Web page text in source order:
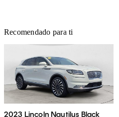
Recomendado para ti
2023 Lincoln Nautilus Black